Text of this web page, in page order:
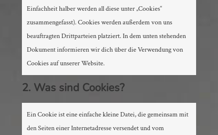
Einfachheit halber werden all diese unter „Cookies“
zusammengefasst). Cookies werden außerdem von uns
beauftragten Drittparteien platziert. In dem unten stehenden
Dokument informieren wir dich über die Verwendung von
Cookies auf unserer Website.
2. Was sind Cookies?
Ein Cookie ist eine einfache kleine Datei, die gemeinsam mit
den Seiten einer Internetadresse versendet und vom